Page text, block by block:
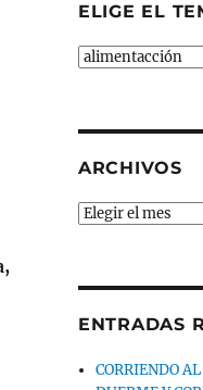
ELIGE EL
ELIGE
ARCHIVOS
Archivos
ENTRADAS
CORRIENDO